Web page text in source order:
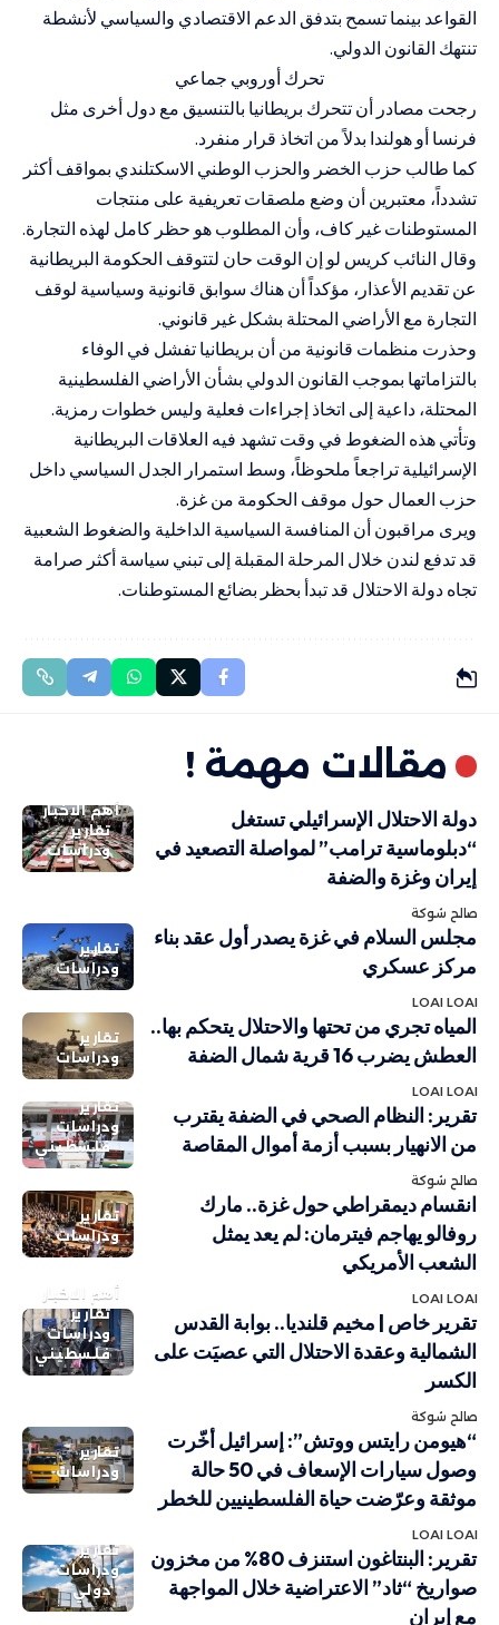
القواعد بينما تسمح بتدفق الدعم الاقتصادي والسياسي لأنشطة
تنتهك القانون الدولي.
تحرك أوروبي جماعي
رجحت مصادر أن تتحرك بريطانيا بالتنسيق مع دول أخرى مثل
فرنسا أو هولندا بدلاً من اتخاذ قرار منفرد.
كما طالب حزب الخضر والحزب الوطني الاسكتلندي بمواقف أكثر
تشدداً، معتبرين أن وضع ملصقات تعريفية على منتجات
المستوطنات غير كاف، وأن المطلوب هو حظر كامل لهذه التجارة.
وقال النائب كريس لو إن الوقت حان لتتوقف الحكومة البريطانية
عن تقديم الأعذار، مؤكداً أن هناك سوابق قانونية وسياسية لوقف
التجارة مع الأراضي المحتلة بشكل غير قانوني.
وحذرت منظمات قانونية من أن بريطانيا تفشل في الوفاء
بالتزاماتها بموجب القانون الدولي بشأن الأراضي الفلسطينية
المحتلة، داعية إلى اتخاذ إجراءات فعلية وليس خطوات رمزية.
وتأتي هذه الضغوط في وقت تشهد فيه العلاقات البريطانية
الإسرائيلية تراجعاً ملحوظاً، وسط استمرار الجدل السياسي داخل
حزب العمال حول موقف الحكومة من غزة.
ويرى مراقبون أن المنافسة السياسية الداخلية والضغوط الشعبية
قد تدفع لندن خلال المرحلة المقبلة إلى تبني سياسة أكثر صرامة
تجاه دولة الاحتلال قد تبدأ بحظر بضائع المستوطنات.
مقالات مهمة !
أهم الاخبار
تقارير
ودراسات
دولة الاحتلال الإسرائيلي تستغل
“دبلوماسية ترامب” لمواصلة التصعيد في
إيران وغزة والضفة
صالح شوكة
تقارير
ودراسات
مجلس السلام في غزة يصدر أول عقد بناء
مركز عسكري
LOAI LOAI
تقارير
ودراسات
المياه تجري من تحتها والاحتلال يتحكم بها..
العطش يضرب 16 قرية شمال الضفة
LOAI LOAI
تقارير
ودراسات
فلسطيني
تقرير: النظام الصحي في الضفة يقترب
من الانهيار بسبب أزمة أموال المقاصة
صالح شوكة
تقارير
ودراسات
انقسام ديمقراطي حول غزة.. مارك
روفالو يهاجم فيترمان: لم يعد يمثل
الشعب الأمريكي
LOAI LOAI
أهم الاخبار
تقارير
ودراسات
فلسطيني
تقرير خاص | مخيم قلنديا.. بوابة القدس
الشمالية وعقدة الاحتلال التي عصيَت على
الكسر
صالح شوكة
تقارير
ودراسات
“هيومن رايتس ووتش”: إسرائيل أخّرت
وصول سيارات الإسعاف في 50 حالة
موثقة وعرّضت حياة الفلسطينيين للخطر
LOAI LOAI
تقارير
ودراسات
دولي
تقرير: البنتاغون استنزف 80% من مخزون
صواريخ “ثاد” الاعتراضية خلال المواجهة
مع إيران